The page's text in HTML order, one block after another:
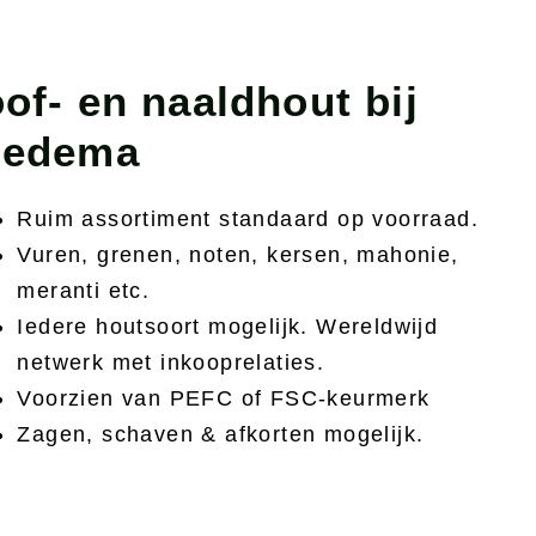
en naaldhout bij
Ruim assortiment standaard op voorraad.
Vuren, grenen, noten, kersen, mahonie,
meranti etc.
Iedere houtsoort mogelijk. Wereldwijd
netwerk met inkooprelaties.
Voorzien van PEFC of FSC-keurmerk
Zagen, schaven & afkorten mogelijk.